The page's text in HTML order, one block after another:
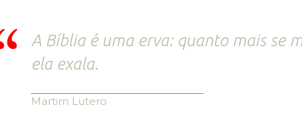
A Bíblia é uma erva: quanto mais se
ela exala.
Martim Lutero